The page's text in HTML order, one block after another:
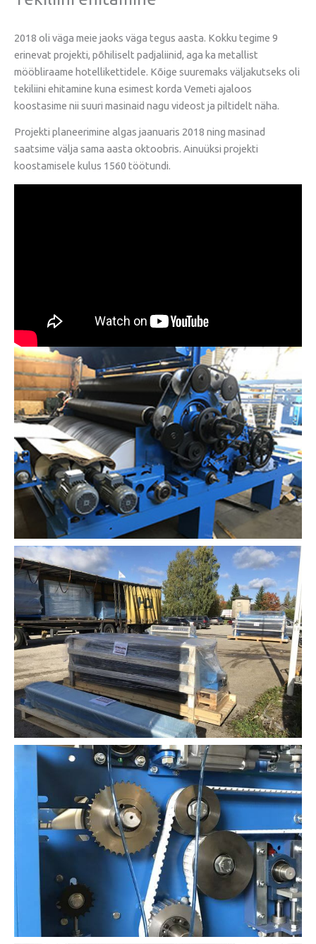
2018 oli väga meie jaoks väga tegus aasta. Kokku tegime 9
erinevat projekti, põhiliselt padjaliinid, aga ka metallist
mööbliraame hotellikettidele. Kõige suuremaks väljakutseks oli
tekiliini ehitamine kuna esimest korda Vemeti ajaloos
koostasime nii suuri masinaid nagu videost ja piltidelt näha.
Projekti planeerimine algas jaanuaris 2018 ning masinad
saatsime välja sama aasta oktoobris. Ainuüksi projekti
koostamisele kulus 1560 töötundi.